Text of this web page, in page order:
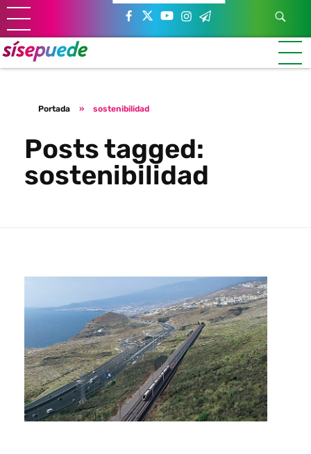
Sí se puede Canarias
Únete al movimiento ecosocialista
Portada » sostenibilidad
Posts tagged:
sostenibilidad